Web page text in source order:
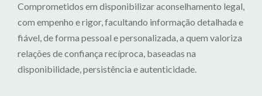
Comprometidos em disponibilizar aconselhamento legal,
com empenho e rigor, facultando informação detalhada e
fiável, de forma pessoal e personalizada, a quem valoriza
relações de confiança recíproca, baseadas na
disponibilidade, persistência e autenticidade.